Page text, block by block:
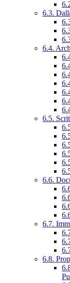
6.3.
6.4.
6.5.
6.6.
6.7.
6.8.